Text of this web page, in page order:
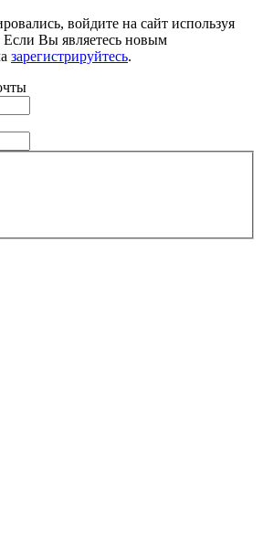
войдите на сайт используя
Вы являетесь новым
зарегистрируйтесь.